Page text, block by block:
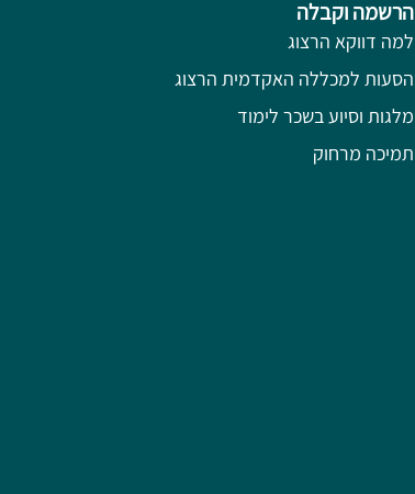
הרשמה וקבלה
למה דווקא הרצוג
הסעות למכללה האקדמית הרצוג
מלגות וסיוע בשכר לימוד
תמיכה מרחוק